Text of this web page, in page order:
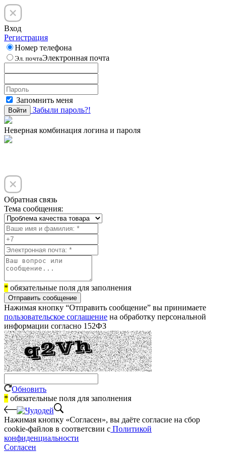
Вход
Регистрация
Номер телефона
Эл. почтаЭлектронная почта
Запомнить меня
Войти Забыли пароль?!
Неверная комбинация логина и пароля
Обратная связь
Тема сообщения:
* обязательные поля для заполнения
Отправить сообщение
Нажимая кнопку “Отправить сообщение” вы принимаете
пользовательское соглашение на обработку персональной
информации согласно 152ФЗ
Обновить
* обязательные поля для заполнения
Нажимая кнопку «Согласен», вы даёте cогласие на сбор
cookie-файлов в соответсвии с Политикой
конфиденциальности
Согласен